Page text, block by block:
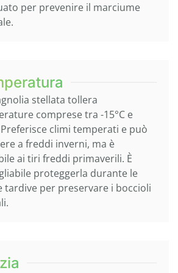
per prevenire il marciume
stellata tollera
comprese tra -15°C e
Preferisce climi temperati e può
a freddi inverni, ma è
ai tiri freddi primaverili. È
proteggerla durante le
tardive per preservare i boccioli